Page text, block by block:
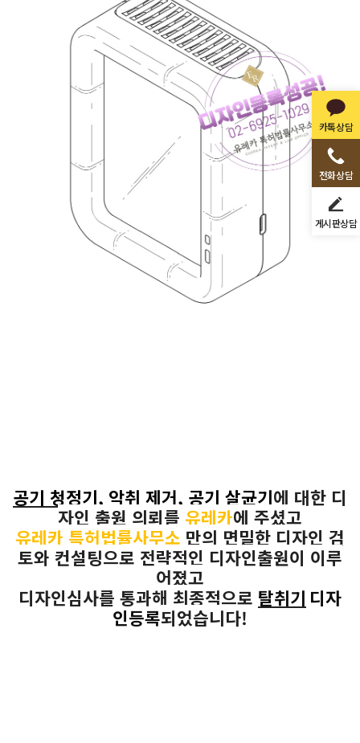
카톡상담
전화상담
게시판상담
공기 청정기, 악취 제거, 공기 살균기에 대한 디
자인 출원 의뢰를 유레카에 주셨고
유레카 특허법률사무소 만의 면밀한 디자인 검
토와 컨설팅으로 전략적인 디자인출원이 이루
어졌고
디자인심사를 통과해 최종적으로 탈취기 디자
인등록되었습니다!